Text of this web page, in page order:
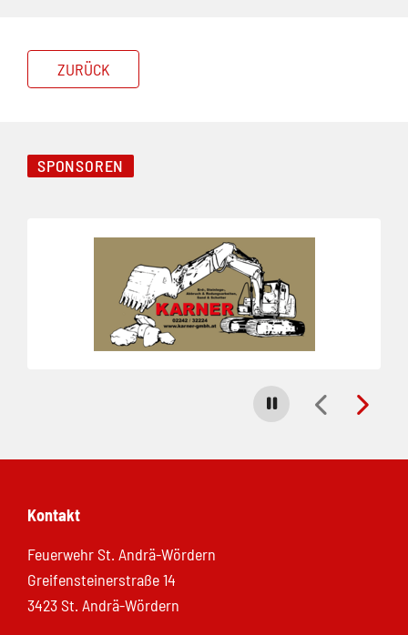
ZURÜCK
SPONSOREN
Carousel stoppen
Kontakt
Feuerwehr St. Andrä-Wördern
Greifensteinerstraße 14
3423 St. Andrä-Wördern